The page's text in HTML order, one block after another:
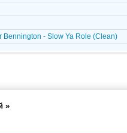
Bennington - Slow Ya Role (Clean)
»